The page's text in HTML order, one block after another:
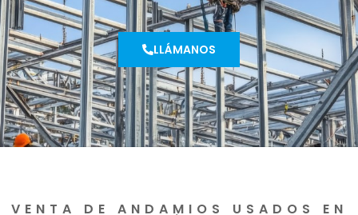
LLÁMANOS
VENTA DE ANDAMIOS USADOS EN